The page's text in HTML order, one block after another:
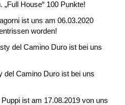
„Full House“ 100 Punkte!
ist uns am 06.03.2020
worden!
del Camino Duro ist bei uns
del Camino Duro ist bei uns
ist am 17.08.2019 von uns